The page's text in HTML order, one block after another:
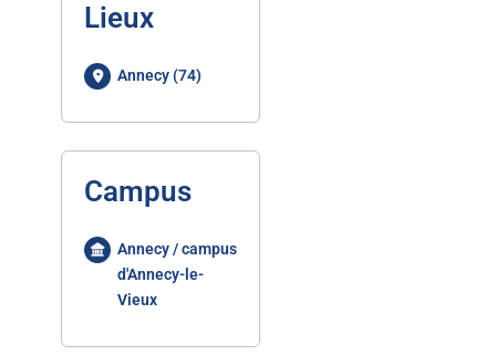
Lieux
Annecy (74)
Campus
Annecy / campus
d'Annecy-le-
Vieux